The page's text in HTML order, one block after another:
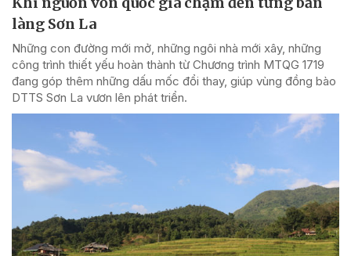
làng Sơn La
Những con đường mới mở, những ngôi nhà mới xây, những
công trình thiết yếu hoàn thành từ Chương trình MTQG 1719
đang góp thêm những dấu mốc đổi thay, giúp vùng đồng bào
DTTS Sơn La vươn lên phát triển.